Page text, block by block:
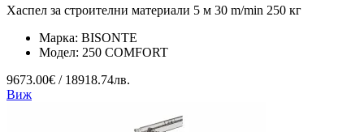
Хаспел за строителни материали 5 м 30 m/min 250 кг
Марка: BISONTE
Модел: 250 COMFORT
9673.00€ / 18918.74лв.
Виж